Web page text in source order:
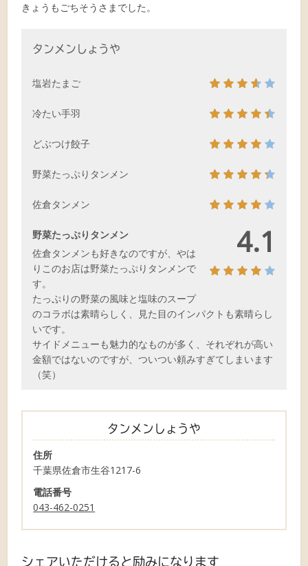
きょうもごちそうさまでした。
タンメンしょうや
塩岩たまご
冷たい手羽
どぶつけ餃子
野菜たっぷりタンメン
佐倉タンメン
4.1
野菜たっぷりタンメン
佐倉タンメンも好きなのですが、やは
りこのお店は野菜たっぷりタンメンで
す。
たっぷりの野菜の風味と塩味のスープ
のコラボは素晴らしく、見た目のインパクトも素晴らし
いです。
サイドメニューも魅力的なものが多く、それぞれが高い
金額ではないのですが、ついつい頼みすぎてしまいます
（笑）
タンメンしょうや
住所
千葉県佐倉市生谷1217-6
電話番号
043-462-0251
シェアいただけると励みになります